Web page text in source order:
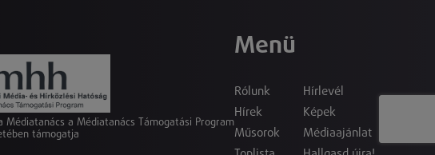
a Médiatanács Támogatási Program
támogatja
Menü
Rólunk
Hírek
Műsorok
Hírlevél
Képek
Médiaajánlat